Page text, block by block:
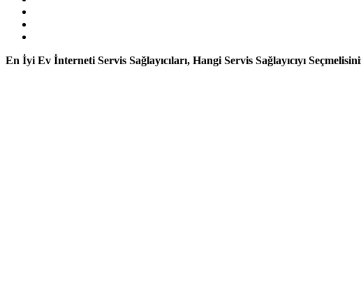
En İyi Ev İnterneti Servis Sağlayıcıları, Hangi Servis Sağlayıcıyı